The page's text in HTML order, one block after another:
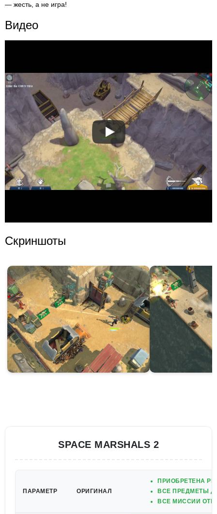
— жесть, а не игра!
Видео
Скриншоты
SPACE MARSHALS 2
ПАРАМЕТР ОРИГИНАЛ
ПРИОБРЕТЕНА
ВСЕ ПРЕДМЕТЫ
ВСЕ МИССИИ